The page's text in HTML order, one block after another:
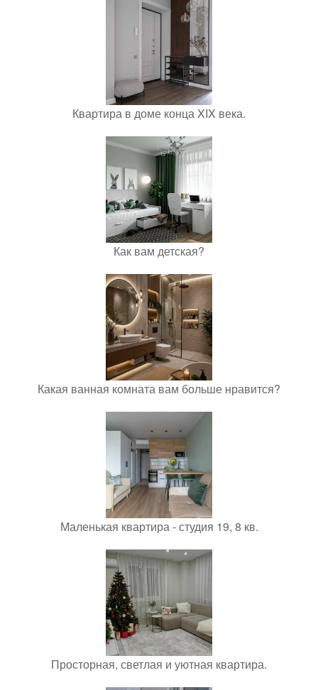
Квартира в доме конца XIX века.
Как вам детская?
Какая ванная комната вам больше нравится?
Маленькая квартира - студия 19, 8 кв.
Просторная, светлая и уютная квартира.